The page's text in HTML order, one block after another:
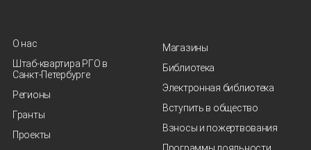
О нас
Штаб-квартира РГО в
Санкт‑Петербурге
Регионы
Гранты
Проекты
Магазины
Библиотека
Электронная библиотека
Вступить в общество
Взносы и пожертвования